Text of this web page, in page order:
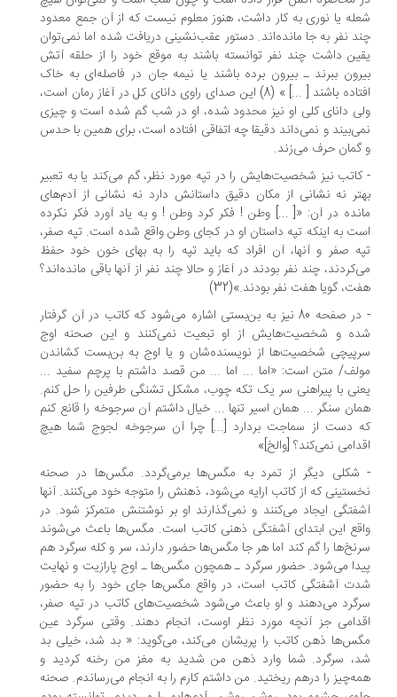
یا نوری به کار داشت، هنوز معلوم نیست که از آن جمع معدود
نفر به جا مانده‌اند. دستور عقب‌نشینی دریافت شده اما نمی‌توان
داشت چند نفر توانسته باشند به موقع خود را از حلقه آتش
ببرند ـ بیرون برده باشند یا نیمه جان در فاصله‌ای به خاک
افتاده باشند [ ...] » (8) این صدای راوی دانای کل در آغاز رمان است،
دانای کلی او نیز محدود شده، او در شب گم شده است و چیزی
و نمی‌داند دقیقا چه اتفاقی افتاده است، برای همین با حدس
حرف می‌زند.
نیز شخصیت‌هایش را در تپه مورد نظر، گم می‌کند یا به تعبیر
نه نشانی از مکان دقیق داستانش دارد نه نشانی از آدم‌های
در آن: «[ ...] وطن ! فکر کرد وطن ! و به یاد آورد فکر نکرده
به اینکه تپه داستان او در کجای وطن واقع شده است. تپه صفر،
صفر و آنها، آن افراد که ‌باید تپه را به بهای خون خود حفظ
چند نفر بودند در آغاز و حالا چند نفر از آنها باقی مانده‌اند؟
گویا هفت نفر بودند.»(32)
- در صفحه 80 نیز به بن‌بستی اشاره می‌شود که کاتب در آن گرفتار
و شخصیت‌هایش از او تبعیت نمی‌کنند و این صحنه اوج
شخصیت‌ها از نویسنده‌شان و یا اوج به بن‌بست کشاندن
متن است: «اما ... اما ... من قصد داشتم با پرچم سفید ...
با پیراهنی سر یک تکه چوب، مشکل تشنگی طرفین را حل کنم.
سنگر ... همان اسیر تنها ... خیال داشتم آن سرجوخه را قانع کنم
دست از سماجت بردارد [...] چرا آن سرجوخه لجوج شما هیچ
نمی‌کند؟ [والخ]»
دیگر از تمرد به مگس‌ها برمی‌گردد. مگس‌ها در صحنه
که از کاتب ارایه می‌شود، ذهنش را متوجه خود می‌کنند. آنها
ایجاد می‌کنند و نمی‌گذارند او بر نوشتنش متمرکز شود. در
این ابتدای آشفتگی ذهنی کاتب است. مگس‌ها باعث می‌شوند
را گم کند اما هر جا مگس‌ها حضور دارند، سر و کله سرگرد هم
می‌شود. حضور سرگرد ـ همچون مگس‌ها ـ اوج پارازیت و نهایت
آشفتگی کاتب است، در واقع مگس‌ها جای خود را به حضور
می‌دهند و او باعث می‌شود شخصیت‌های کاتب در تپه صفر،
جز آنچه مورد نظر اوست، انجام دهند. وقتی سرگرد عین
ذهن کاتب را پریشان می‌کند، می‌گوید: « بد شد، خیلی بد
سرگرد. شما وارد ذهن من شدید به مغز من رخنه کردید و
را درهم ریختید. من داشتم کارم را به انجام می‌رساندم. صحنه